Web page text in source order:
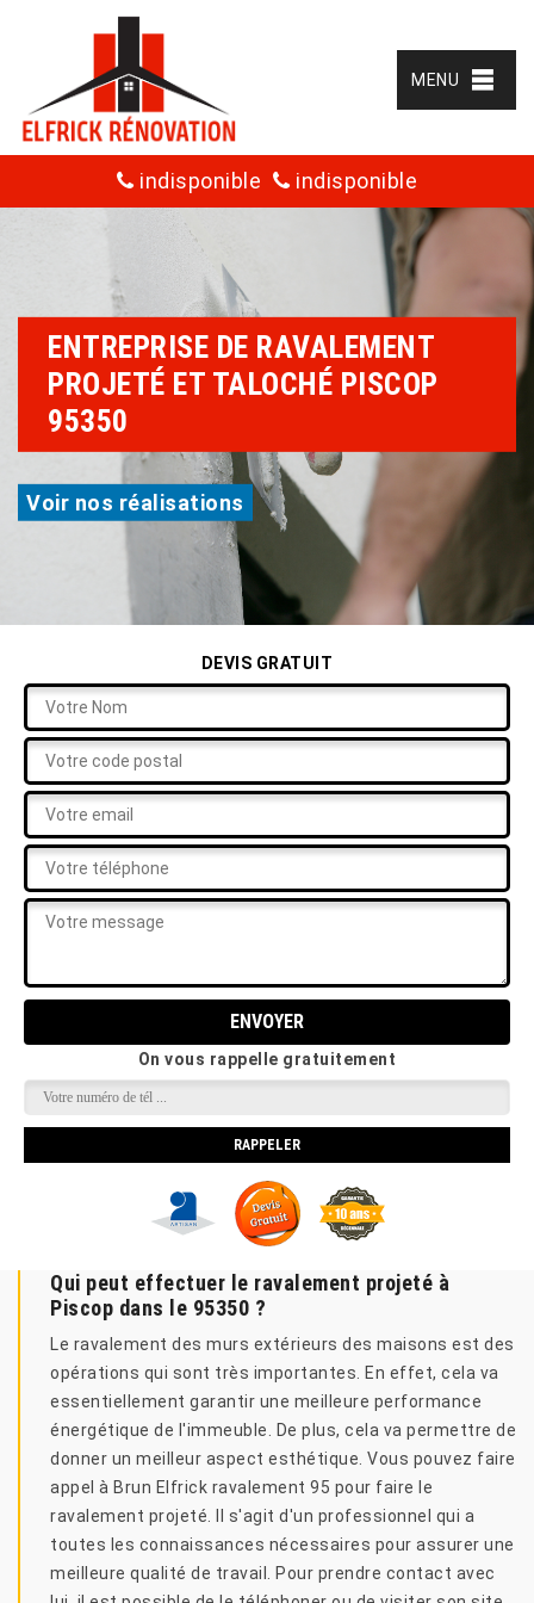
MENU
indisponible indisponible
ENTREPRISE DE RAVALEMENT
PROJETÉ ET TALOCHÉ PISCOP
95350
Voir nos réalisations
DEVIS GRATUIT
On vous rappelle gratuitement
Qui peut effectuer le ravalement projeté à
Piscop dans le 95350 ?
Le ravalement des murs extérieurs des maisons est des
opérations qui sont très importantes. En effet, cela va
essentiellement garantir une meilleure performance
énergétique de l'immeuble. De plus, cela va permettre de
donner un meilleur aspect esthétique. Vous pouvez faire
appel à Brun Elfrick ravalement 95 pour faire le
ravalement projeté. Il s'agit d'un professionnel qui a
toutes les connaissances nécessaires pour assurer une
meilleure qualité de travail. Pour prendre contact avec